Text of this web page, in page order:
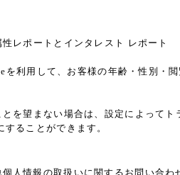
レポートとインタレスト レポート
利用して、お客様の年齢・性別・
を望まない場合は、設定によって
ることができます。
人情報の取扱いに関するお問い合